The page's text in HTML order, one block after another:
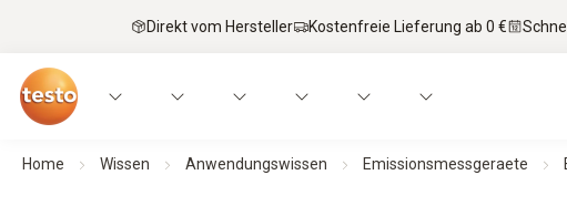
Direkt vom Hersteller Kostenfreie Lieferung ab 0 €
Home Wissen Anwendungswissen Emissionsmessgeraete